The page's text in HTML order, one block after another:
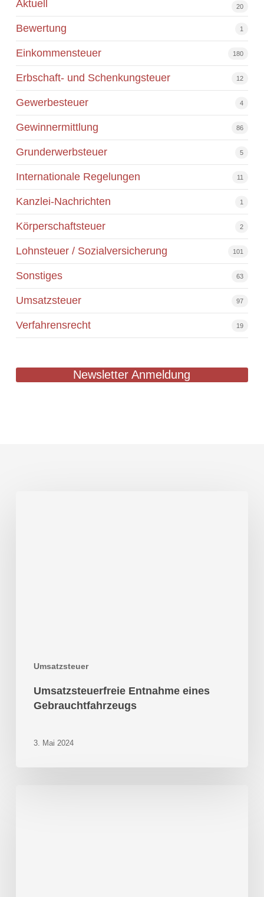
Aktuell 20
Bewertung 1
Einkommensteuer 180
Erbschaft- und Schenkungsteuer 12
Gewerbesteuer 4
Gewinnermittlung 86
Grunderwerbsteuer 5
Internationale Regelungen 11
Kanzlei-Nachrichten 1
Körperschaftsteuer 2
Lohnsteuer / Sozialversicherung 101
Sonstiges 63
Umsatzsteuer 97
Verfahrensrecht 19
Newsletter Anmeldung
Umsatzsteuer
Umsatzsteuerfreie Entnahme eines
Gebrauchtfahrzeugs
3. Mai 2024